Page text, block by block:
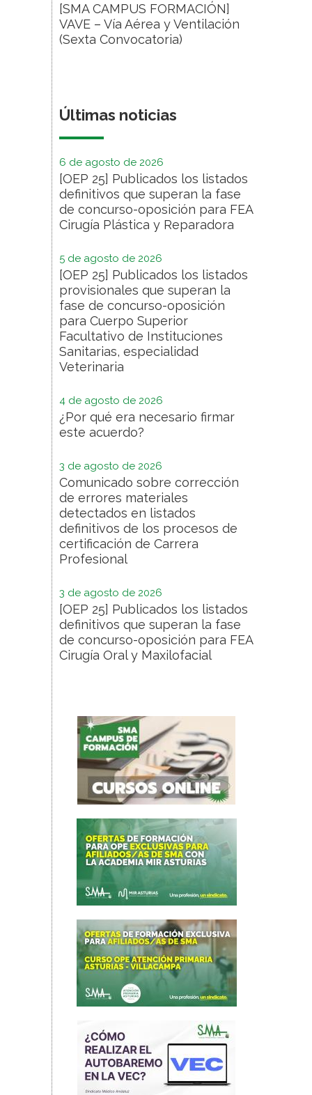
[SMA CAMPUS FORMACIÓN]
VAVE – Vía Aérea y Ventilación
(Sexta Convocatoria)
Últimas noticias
6 de agosto de 2026
[OEP 25] Publicados los listados
definitivos que superan la fase
de concurso-oposición para FEA
Cirugía Plástica y Reparadora
5 de agosto de 2026
[OEP 25] Publicados los listados
provisionales que superan la
fase de concurso-oposición
para Cuerpo Superior
Facultativo de Instituciones
Sanitarias, especialidad
Veterinaria
4 de agosto de 2026
¿Por qué era necesario firmar
este acuerdo?
3 de agosto de 2026
Comunicado sobre corrección
de errores materiales
detectados en listados
definitivos de los procesos de
certificación de Carrera
Profesional
3 de agosto de 2026
[OEP 25] Publicados los listados
definitivos que superan la fase
de concurso-oposición para FEA
Cirugía Oral y Maxilofacial